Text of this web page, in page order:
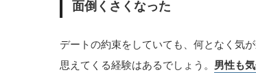
面倒くさくなった
デートの約束をしていても、何となく気
思えてくる経験はあるでしょう。 男性も